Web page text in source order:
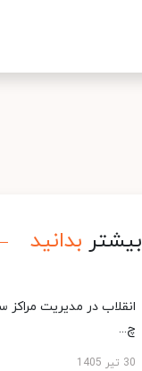
بیشتر بدانید
انقلاب در مدیریت مراکز
چ...
30 تیر 1405